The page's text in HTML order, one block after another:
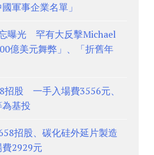
軍事企業名單」
曝光 罕有大反擊Michael
億美元舞弊」、「折舊年
招股 一手入場費3556元、
基投
招股、碳化硅外延片製造
2929元